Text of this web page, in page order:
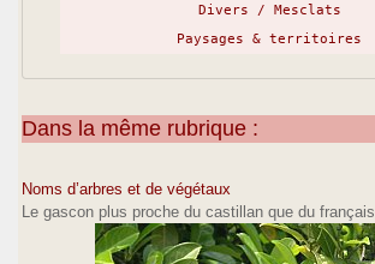
Divers / Mesclats
Paysages & territoires
Dans la même rubrique :
Noms d’arbres et de végétaux
Le gascon plus proche du castillan que du français